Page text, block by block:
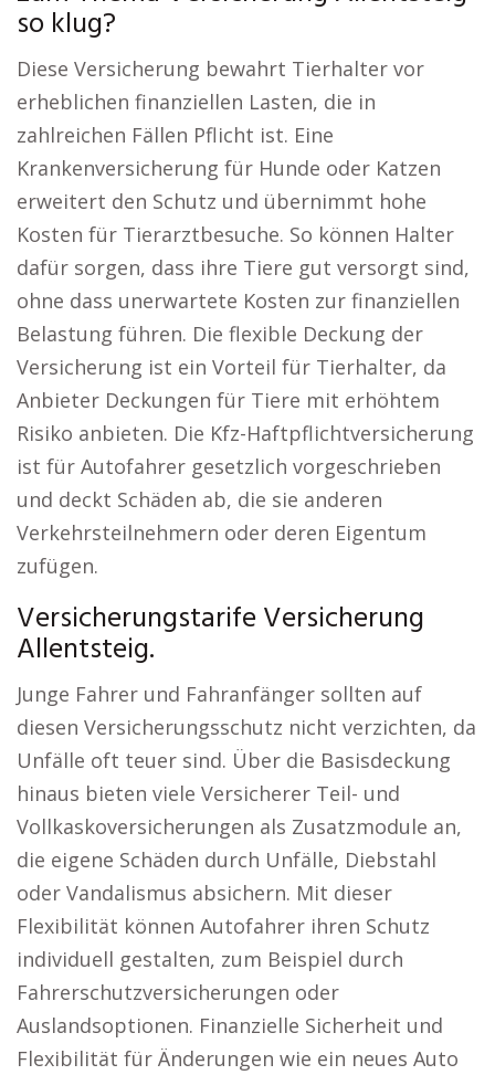
so klug?
Diese Versicherung bewahrt Tierhalter vor
erheblichen finanziellen Lasten, die in
zahlreichen Fällen Pflicht ist. Eine
Krankenversicherung für Hunde oder Katzen
erweitert den Schutz und übernimmt hohe
Kosten für Tierarztbesuche. So können Halter
dafür sorgen, dass ihre Tiere gut versorgt sind,
ohne dass unerwartete Kosten zur finanziellen
Belastung führen. Die flexible Deckung der
Versicherung ist ein Vorteil für Tierhalter, da
Anbieter Deckungen für Tiere mit erhöhtem
Risiko anbieten. Die Kfz-Haftpflichtversicherung
ist für Autofahrer gesetzlich vorgeschrieben
und deckt Schäden ab, die sie anderen
Verkehrsteilnehmern oder deren Eigentum
zufügen.
Versicherungstarife Versicherung
Allentsteig.
Junge Fahrer und Fahranfänger sollten auf
diesen Versicherungsschutz nicht verzichten, da
Unfälle oft teuer sind. Über die Basisdeckung
hinaus bieten viele Versicherer Teil- und
Vollkaskoversicherungen als Zusatzmodule an,
die eigene Schäden durch Unfälle, Diebstahl
oder Vandalismus absichern. Mit dieser
Flexibilität können Autofahrer ihren Schutz
individuell gestalten, zum Beispiel durch
Fahrerschutzversicherungen oder
Auslandsoptionen. Finanzielle Sicherheit und
Flexibilität für Änderungen wie ein neues Auto